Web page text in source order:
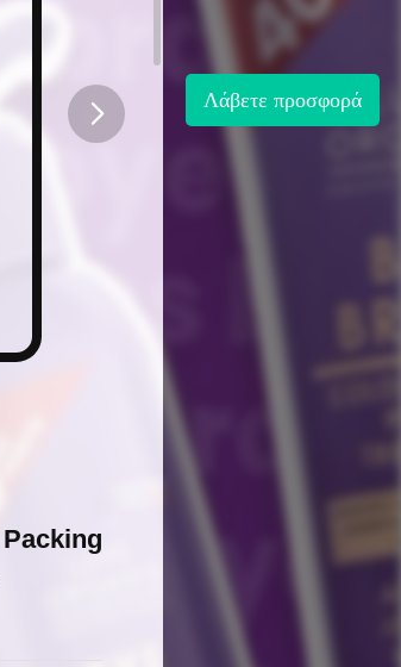
Λάβετε προσφορά